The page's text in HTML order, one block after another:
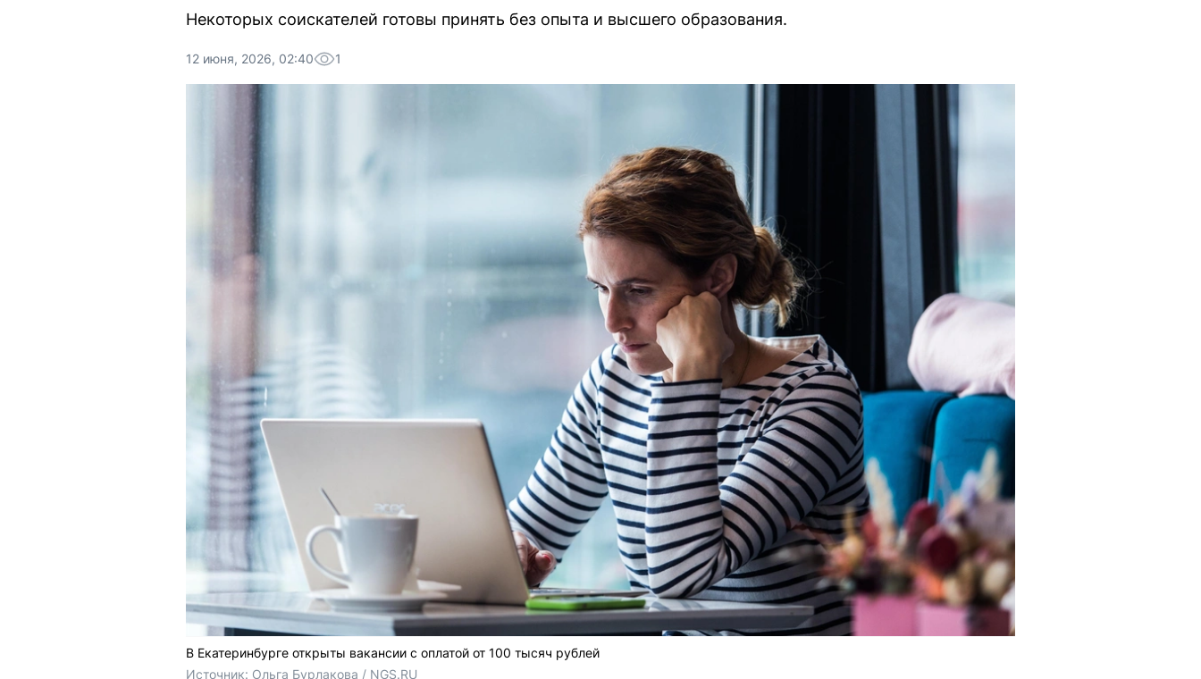
Некоторых соискателей готовы принять без опыта и высшего образования.
12 июня, 2026, 02:40 1
В Екатеринбурге открыты вакансии с оплатой от 100 тысяч рублей
Источник: Ольга Бурлакова / NGS.RU